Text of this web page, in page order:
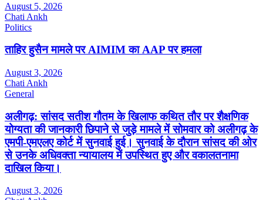
August 5, 2026
Chati Ankh
Politics
ताहिर हुसैन मामले पर AIMIM का AAP पर हमला
August 3, 2026
Chati Ankh
General
अलीगढ़: सांसद सतीश गौतम के खिलाफ कथित तौर पर शैक्षणिक
योग्यता की जानकारी छिपाने से जुड़े मामले में सोमवार को अलीगढ़ के
एमपी-एमएलए कोर्ट में सुनवाई हुई। सुनवाई के दौरान सांसद की ओर
से उनके अधिवक्ता न्यायालय में उपस्थित हुए और वकालतनामा
दाखिल किया।
August 3, 2026